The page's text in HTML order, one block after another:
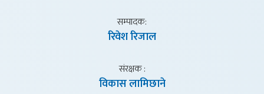
सम्पादक:
रिवेश रिजाल
संरक्षक :
विकास लामिछाने